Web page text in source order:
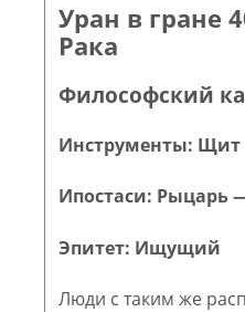
Уран в гране
Рака
Философский
Инструменты: Щит
Ипостаси: Рыцарь
Эпитет: Ищущий
Люди с таким же